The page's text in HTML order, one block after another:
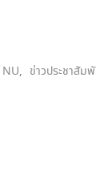
, ข่าวประชาสัม